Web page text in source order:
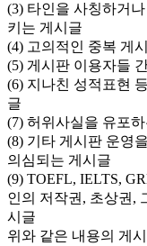
(3) 타인을 사칭하거
키는 게시글
(4) 고의적인 중복 게
(5) 게시판 이용자들
(6) 지나친 성적표현
글
(7) 허위사실을 유포
(8) 기타 게시판 운영
의심되는 게시글
(9) TOEFL, IELTS,
인의 저작권, 초상권,
시글
위와 같은 내용의 게